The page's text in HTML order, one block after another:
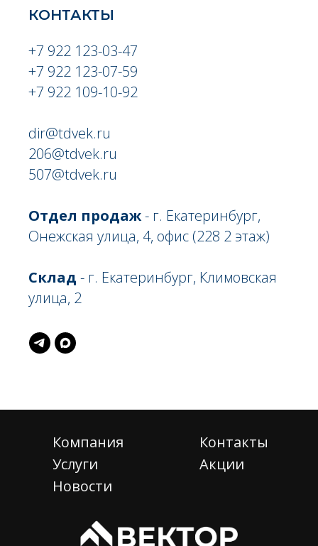
КОНТАКТЫ
+7 922 123-03-47
+7 922 123-07-59
+7 922 109-10-92
dir@tdvek.ru
206@tdvek.ru
507@tdvek.ru
Отдел продаж- г. Екатеринбург,
Онежская улица, 4, офис (228 2 этаж)
Склад - г. Екатеринбург, Климовская
улица, 2
Компания
Услуги
Новости
Контакты
Акции